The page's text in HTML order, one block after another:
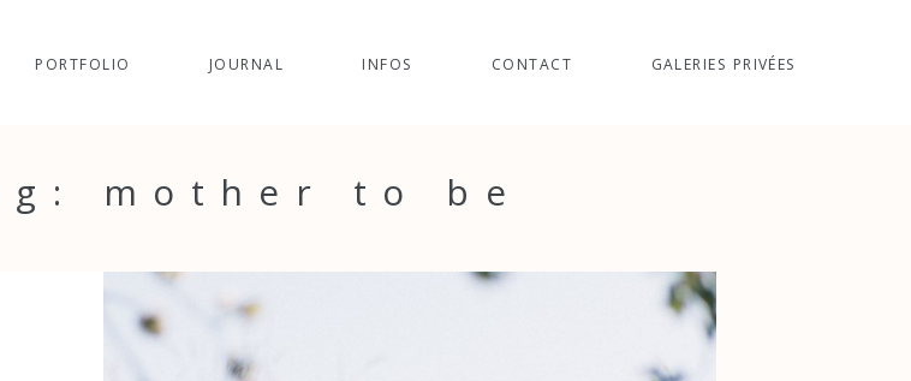
PORTFOLIO JOURNAL INFOS CONTACT GALERIES PRIVÉES
mother to be